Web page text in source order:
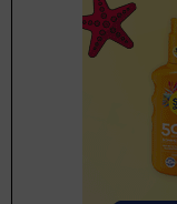
häufig zwischen
Ablagerungen
mit einem
Wattestäbchen
Buben (und auch
auf eine
der warmen